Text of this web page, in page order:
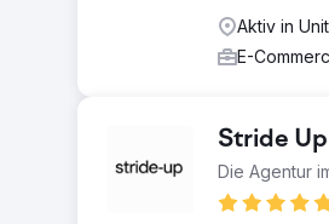
Aktiv in
E-
Stride Up
Die Agentur